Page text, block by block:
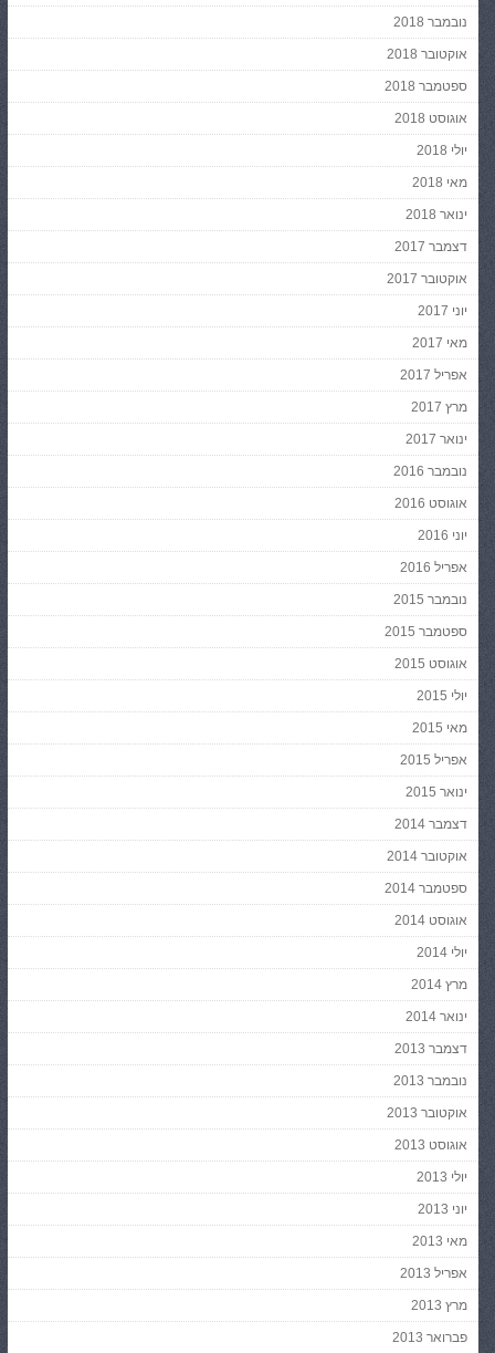
נובמבר 2018
אוקטובר 2018
ספטמבר 2018
אוגוסט 2018
יולי 2018
מאי 2018
ינואר 2018
דצמבר 2017
אוקטובר 2017
יוני 2017
מאי 2017
אפריל 2017
מרץ 2017
ינואר 2017
נובמבר 2016
אוגוסט 2016
יוני 2016
אפריל 2016
נובמבר 2015
ספטמבר 2015
אוגוסט 2015
יולי 2015
מאי 2015
אפריל 2015
ינואר 2015
דצמבר 2014
אוקטובר 2014
ספטמבר 2014
אוגוסט 2014
יולי 2014
מרץ 2014
ינואר 2014
דצמבר 2013
נובמבר 2013
אוקטובר 2013
אוגוסט 2013
יולי 2013
יוני 2013
מאי 2013
אפריל 2013
מרץ 2013
פברואר 2013